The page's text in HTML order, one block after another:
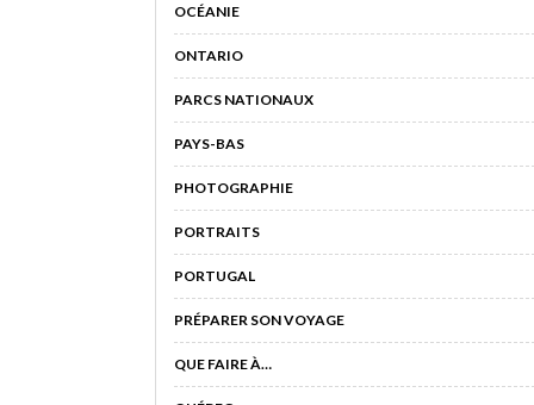
OCÉANIE
ONTARIO
PARCS NATIONAUX
PAYS-BAS
PHOTOGRAPHIE
PORTRAITS
PORTUGAL
PRÉPARER SON VOYAGE
QUE FAIRE À…